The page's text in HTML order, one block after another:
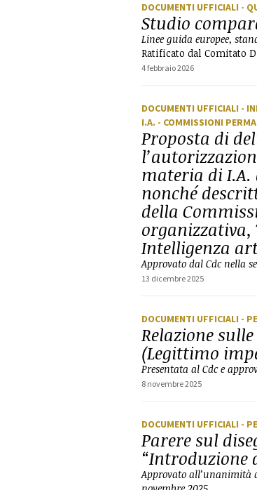
DOCUMENTI UFFICIALI -
Studio
Linee guida europee,
Ratificato dal Comitato
4 febbraio 2026
DOCUMENTI UFFICIALI -
I.A. - COMMISSIONI
Proposta di
materia di
nonché
della
Intelligenza
Approvato dal Cdc nella
13 dicembre 2025
DOCUMENTI UFFICIALI -
Relazione sulle
(Legittimo
Presentata al Cdc e
8 novembre 2025
DOCUMENTI UFFICIALI -
Parere sul
“Introduzione
Approvato all’unanimità